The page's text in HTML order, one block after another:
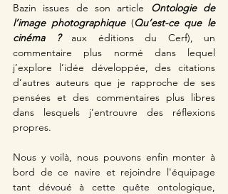
Bazin issues de son article Ontologie de
l’image photographique (Qu’est-ce que le
cinéma ? aux éditions du Cerf), un
commentaire plus normé dans lequel
j’explore l’idée développée, des citations
d’autres auteurs que je rapproche de ses
pensées et des commentaires plus libres
dans lesquels j’entrouvre des réflexions
propres.
Nous y voilà, nous pouvons enfin monter à
bord de ce navire et rejoindre l'équipage
tant dévoué à cette quête ontologique,